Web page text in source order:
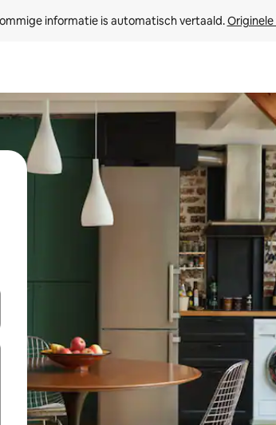
informatie is automatisch vertaald.
met je de pijltjestoetsen omhoog en omlaag,